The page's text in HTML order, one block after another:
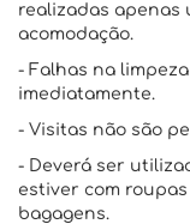
realizadas apenas
acomodação.
- Falhas na
imediatamente.
- Visitas não são
- Deverá ser
estiver com
bagagens.